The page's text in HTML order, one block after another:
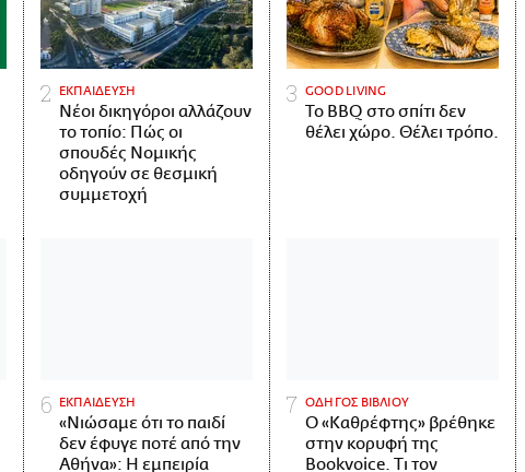
ΕΚΠΑΙΔΕΥΣΗ
Νέοι δικηγόροι αλλάζουν
το τοπίο: Πώς οι
σπουδές Νομικής
οδηγούν σε θεσμική
συμμετοχή
GOOD LIVING
Το BBQ στο σπίτι δεν
θέλει χώρο. Θέλει τρόπο.
ΕΚΠΑΙΔΕΥΣΗ
«Νιώσαμε ότι το παιδί
δεν έφυγε ποτέ από την
Αθήνα»: Η εμπειρία
ΟΔΗΓΟΣ ΒΙΒΛΙΟΥ
Ο «Καθρέφτης» βρέθηκε
στην κορυφή της
Bookvoice. Τι τον